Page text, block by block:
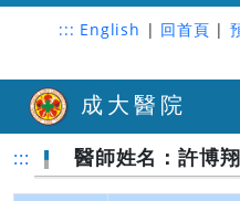
::: English | 回首頁 |
成大醫院
::: 醫師姓名：許博翔